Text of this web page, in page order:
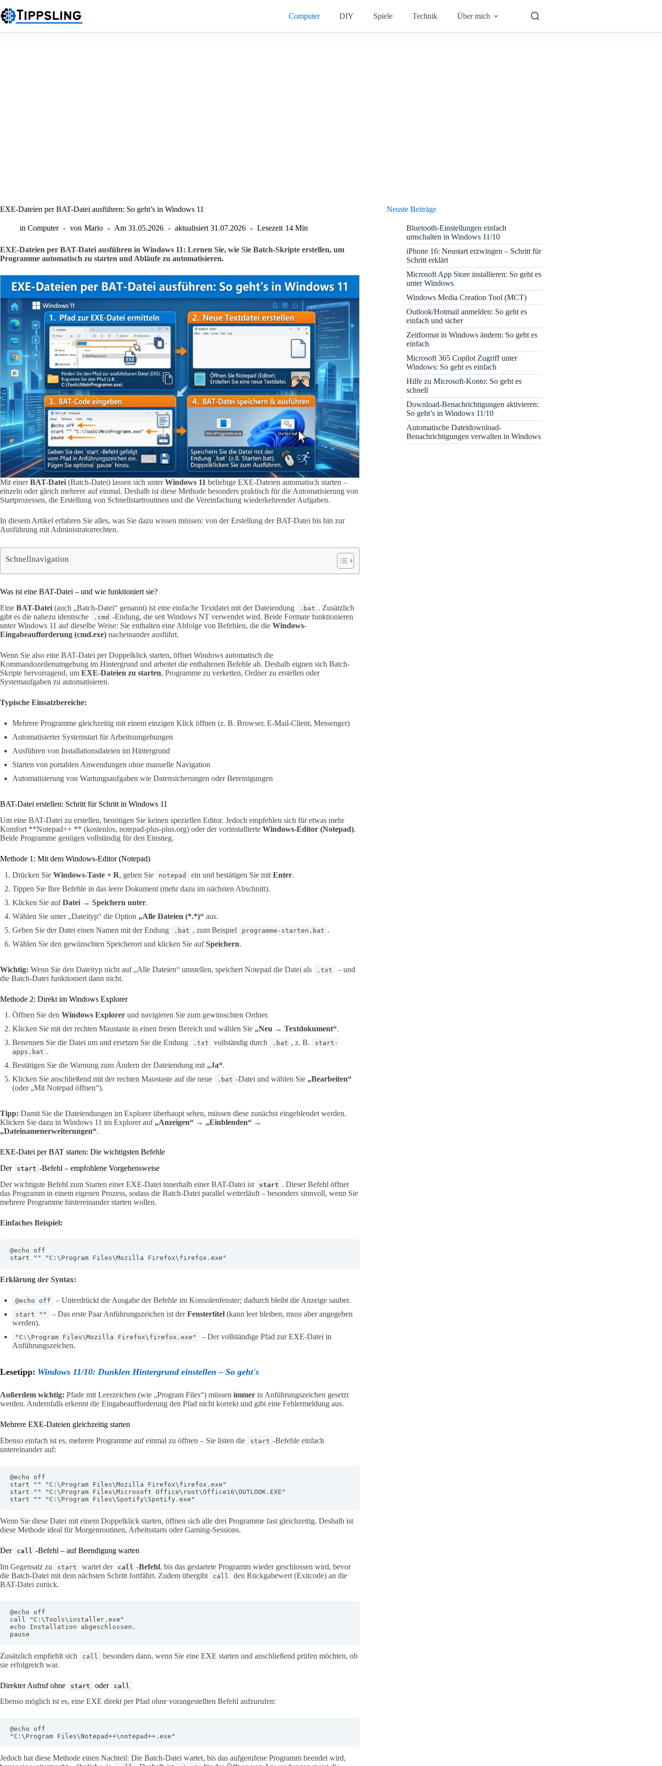
Inhalt
springen
Computer DIY Spiele Technik Über mich
EXE-Dateien per BAT-Datei ausführen: So geht’s in Windows 11
in Computer von Mario Am 31.05.2026 aktualisiert 31.07.2026 Lesezeit 14 Min
EXE-Dateien per BAT-Datei ausführen in Windows 11: Lernen Sie, wie Sie Batch-Skripte erstellen, um
Programme automatisch zu starten und Abläufe zu automatisieren.
Mit einerBAT-Datei (Batch-Datei) lassen sich unterWindows 11 beliebige EXE-Dateien automatisch starten –
einzeln oder gleich mehrere auf einmal. Deshalb ist diese Methode besonders praktisch für die Automatisierung von
Startprozessen, die Erstellung von Schnellstartroutinen und die Vereinfachung wiederkehrender Aufgaben.
In diesem Artikel erfahren Sie alles, was Sie dazu wissen müssen: von der Erstellung der BAT-Datei bis hin zur
Ausführung mit Administratorrechten.
Schnellnavigation
Was ist eine BAT-Datei – und wie funktioniert sie?
Eine BAT-Datei (auch „Batch-Datei“ genannt) ist eine einfache Textdatei mit der Dateiendung .bat . Zusätzlich
gibt es die nahezu identische
.cmd -Endung, die seit Windows NT verwendet wird. Beide Formate funktionieren
unter Windows 11 auf dieselbe Weise: Sie enthalten eine Abfolge von Befehlen, die die Windows-
Eingabeaufforderung (cmd.exe) nacheinander ausführt.
Wenn Sie also eine BAT-Datei per Doppelklick starten, öffnet Windows automatisch die
Kommandozeilenumgebung im Hintergrund und arbeitet die enthaltenen Befehle ab. Deshalb eignen sich Batch-
Skripte hervorragend, um EXE-Dateien zu starten, Programme zu verketten, Ordner zu erstellen oder
Systemaufgaben zu automatisieren.
Typische Einsatzbereiche:
Mehrere Programme gleichzeitig mit einem einzigen Klick öffnen (z. B. Browser, E-Mail-Client, Messenger)
Automatisierter Systemstart für Arbeitsumgebungen
Ausführen von Installationsdateien im Hintergrund
Starten von portablen Anwendungen ohne manuelle Navigation
Automatisierung von Wartungsaufgaben wie Datensicherungen oder Bereinigungen
BAT-Datei erstellen: Schritt für Schritt in Windows 11
Um eine BAT-Datei zu erstellen, benötigen Sie keinen speziellen Editor. Jedoch empfehlen sich für etwas mehr
Komfort **Notepad++ ** (kostenlos, notepad-plus-plus.org) oder der vorinstallierte Windows-Editor (Notepad).
Beide Programme genügen vollständig für den Einstieg.
Methode 1: Mit dem Windows-Editor (Notepad)
Drücken Sie Windows-Taste + R, geben Sie notepad ein und bestätigen Sie mit Enter.
Tippen Sie Ihre Befehle in das leere Dokument (mehr dazu im nächsten Abschnitt).
Klicken Sie aufDatei → Speichern unter.
Wählen Sie unter „Dateityp“ die Option „Alle Dateien (*.*)“ aus.
Geben Sie der Datei einen Namen mit der Endung
.bat , zum Beispiel programme-starten.bat .
Wählen Sie den gewünschten Speicherort und klicken Sie aufSpeichern.
Wichtig: Wenn Sie den Dateityp nicht auf „Alle Dateien“ umstellen, speichert Notepad die Datei als .txt
– und
die Batch-Datei funktioniert dann nicht.
Methode 2: Direkt im Windows Explorer
Öffnen Sie den Windows Explorer und navigieren Sie zum gewünschten Ordner.
Klicken Sie mit der rechten Maustaste in einen freien Bereich und wählen Sie „Neu → Textdokument“.
Benennen Sie die Datei um und ersetzen Sie die Endung
.txt vollständig durch .bat , z. B.
start-
apps.bat .
Bestätigen Sie die Warnung zum Ändern der Dateiendung mit „Ja“.
Klicken Sie anschließend mit der rechten Maustaste auf die neue
.bat -Datei und wählen Sie „Bearbeiten“
(oder „Mit Notepad öffnen“).
Tipp: Damit Sie die Dateiendungen im Explorer überhaupt sehen, müssen diese zunächst eingeblendet werden.
Klicken Sie dazu in Windows 11 im Explorer auf „Anzeigen“ → „Einblenden“ →
„Dateinamenerweiterungen“.
EXE-Datei per BAT starten: Die wichtigsten Befehle
Der
start -Befehl – empfohlene Vorgehensweise
Der wichtigste Befehl zum Starten einer EXE-Datei innerhalb einer BAT-Datei ist
start . Dieser Befehl öffnet
das Programm in einem eigenen Prozess, sodass die Batch-Datei parallel weiterläuft – besonders sinnvoll, wenn Sie
mehrere Programme hintereinander starten wollen.
Einfaches Beispiel:
@echo off
start "" "C:\Program Files\Mozilla Firefox\firefox.exe"
Erklärung der Syntax:
@echo off – Unterdrückt die Ausgabe der Befehle im Konsolenfenster; dadurch bleibt die Anzeige sauber.
start "" – Das erste Paar Anführungszeichen ist derFenstertitel (kann leer bleiben, muss aber angegeben
werden).
"C:\Program Files\Mozilla Firefox\firefox.exe"
– Der vollständige Pfad zur EXE-Datei in
Anführungszeichen.
Lesetipp: Windows 11/10: Dunklen Hintergrund einstellen – So geht's
Außerdem wichtig: Pfade mit Leerzeichen (wie „Program Files“) müssen immer in Anführungszeichen gesetzt
werden. Andernfalls erkennt die Eingabeaufforderung den Pfad nicht korrekt und gibt eine Fehlermeldung aus.
Mehrere EXE-Dateien gleichzeitig starten
Ebenso einfach ist es, mehrere Programme auf einmal zu öffnen – Sie listen die
start -Befehle einfach
untereinander auf:
@echo off
start "" "C:\Program Files\Mozilla Firefox\firefox.exe"
start "" "C:\Program Files\Microsoft Office\root\Office16\OUTLOOK.EXE"
start "" "C:\Program Files\Spotify\Spotify.exe"
Wenn Sie diese Datei mit einem Doppelklick starten, öffnen sich alle drei Programme fast gleichzeitig. Deshalb ist
diese Methode ideal für Morgenroutinen, Arbeitsstarts oder Gaming-Sessions.
Der call -Befehl – auf Beendigung warten
Im Gegensatz zu
start wartet der call -Befehl, bis das gestartete Programm wieder geschlossen wird, bevor
die Batch-Datei mit dem nächsten Schritt fortfährt. Zudem übergibt
call
den Rückgabewert (Exitcode) an die
BAT-Datei zurück.
@echo off
call "C:\Tools\installer.exe"
echo Installation abgeschlossen.
pause
Zusätzlich empfiehlt sich call
besonders dann, wenn Sie eine EXE starten und anschließend prüfen möchten, ob
sie erfolgreich war.
Direkter Aufruf ohne start oder call
Ebenso möglich ist es, eine EXE direkt per Pfad ohne vorangestellten Befehl aufzurufen:
@echo off
"C:\Program Files\Notepad++\notepad++.exe"
Jedoch hat diese Methode einen Nachteil: Die Batch-Datei wartet, bis das aufgerufene Programm beendet wird,
Neuste Beiträge
Bluetooth-Einstellungen einfach
umschalten in Windows 11/10
iPhone 16: Neustart erzwingen – Schritt für
Schritt erklärt
Microsoft App Store installieren: So geht es
unter Windows
Windows Media Creation Tool (MCT)
Outlook/Hotmail anmelden: So geht es
einfach und sicher
Zeitformat in Windows ändern: So geht es
einfach
Microsoft 365 Copilot Zugriff unter
Windows: So geht es einfach
Hilfe zu Microsoft-Konto: So geht es
schnell
Download-Benachrichtigungen aktivieren:
So geht’s in Windows 11/10
Automatische Dateidownload-
Benachrichtigungen verwalten in Windows